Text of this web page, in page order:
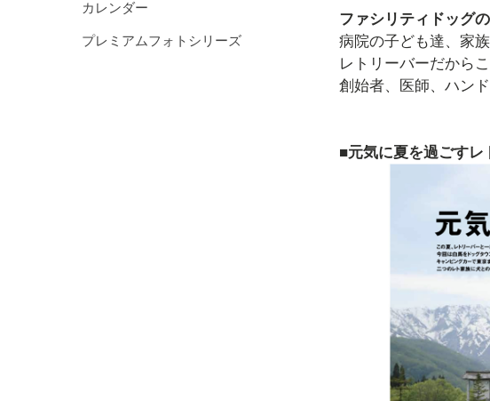
カレンダー
プレミアムフォトシリーズ
ファシリティドッグ
病院の子ども達、家
レトリーバーだから
創始者、医師、ハン
■元気に夏を過ごすレ